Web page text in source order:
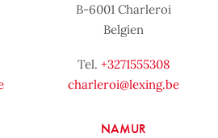
B-6001 Charleroi
Belgien
Tel. +3271555308
charleroi@lexing.be
NAMUR